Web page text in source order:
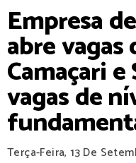
Empresa
abre
Camaçari
vagas de
Terça-Feira, 13 De